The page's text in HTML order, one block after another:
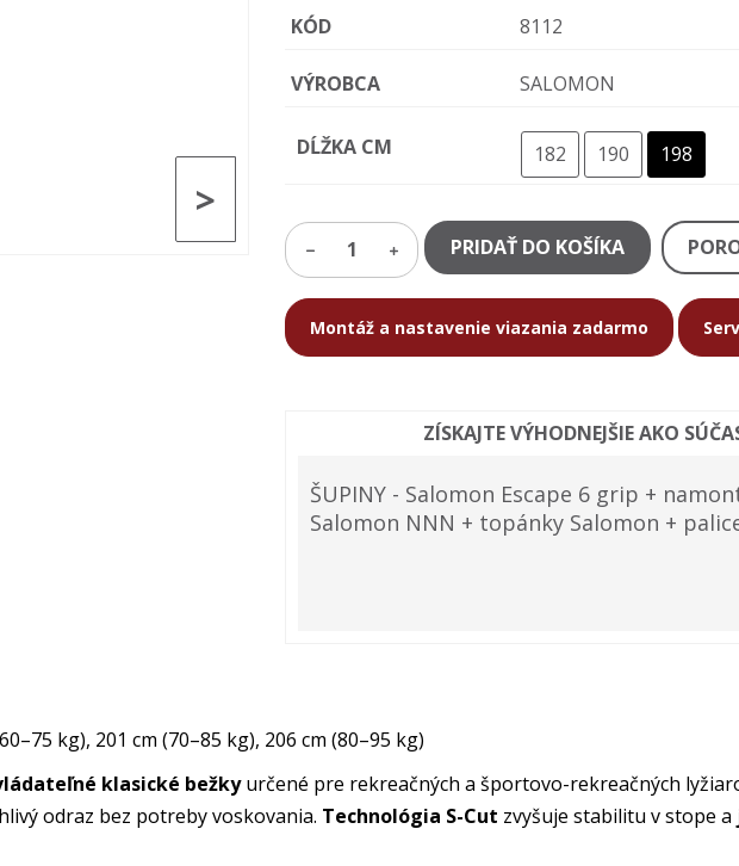
>
KÓD 8112
VÝROBCA SALOMON
DĹŽKA CM 182 190 198
1 PRIDAŤ DO KOŠÍKA
Montáž a nastavenie viazania zadarmo
ZÍSKAJTE VÝHODNEJŠIE AKO
ŠUPINY - Salomon Escape 6 grip +
Salomon NNN + topánky Salomon +
kg), 201 cm (70–85 kg), 206 cm (80–95 kg)
klasické bežkyurčené pre rekreačných a športovo-rekreačných
odraz bez potreby voskovania. Technológia S-Cut zvyšuje stabilitu v stope a